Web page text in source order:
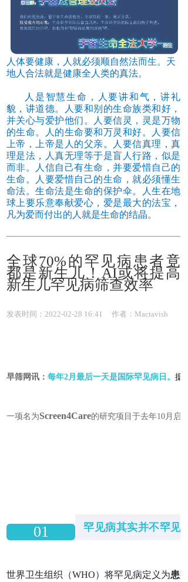
人体要健康，人就必须顺自然法而生。天
地人合法就是健康全人类的真法。
人是智慧生命，人要讲和气，讲礼
貌，讲道德。人要和别的生命族类和好，
并关心与爱护他们。人要信灵，灵是万物
的生命。人的生命要和万灵和好。人要信
上帝，上帝是人的父亲。人要信真理，真
理是法，人真无理等于是盲人行路，似是
而非。人信自己有生命，并要爱惜自己的
生命。人要爱惜自己的生命，就必须懂生
命法。生命法是生命的保护伞。人生在地
球上要乐意奉献爱心，爱是最大的法宝，
凡为爱而付出的人就是生命的结晶。
全球70%的罕见病患者竟
都是新生儿！AI或将提高
新生儿罕见病筛查效率
发表时间：2022-02-28 16:41 作者：Mactavish
早筛网讯： 每年2月最后一天是国际罕见病日。 据
一项名为Screen4Care的研究项目于去年10月启
01 罕见病其实并不罕见
世界卫生组织（WHO）将罕见病定义为患